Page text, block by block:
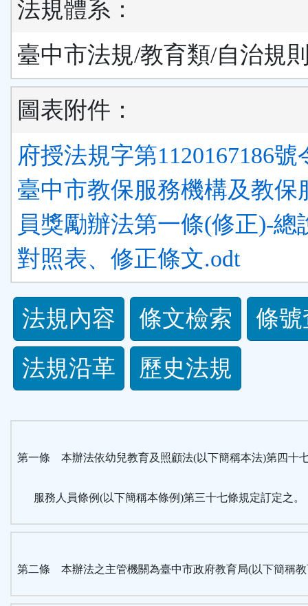
法規體系：
臺中市法規/教育類/自治規
圖表附件：
府授法規字第1120167186號
臺中市教保服務機構及教保
員獎勵辦法第一條(修正)-總
對照表、修正條文.odt
法
規
功
能
按
區
法規內容 條文檢索
條
法規沿革
歷史法規
第一條 本辦法依幼兒教育及照顧法(以下簡稱本法)第四十
服務人員條例(以下簡稱本條例)第三十七條規定訂定之。
第二條 本辦法之主管機關為臺中市政府教育局(以下簡稱